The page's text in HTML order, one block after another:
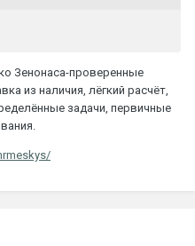
Зенонаса-проверенные
из наличия, лёгкий расчёт,
задачи, первичные